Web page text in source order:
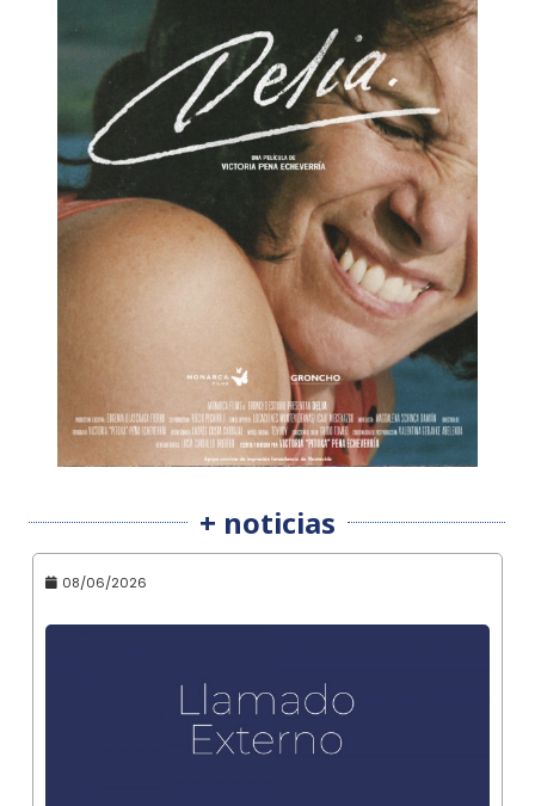
+ noticias
08/06/2026